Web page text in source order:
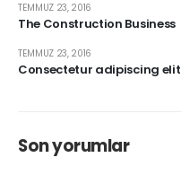
The Construction Business
TEMMUZ 23, 2016
Consectetur adipiscing elit
TEMMUZ 23, 2016
Son yorumlar